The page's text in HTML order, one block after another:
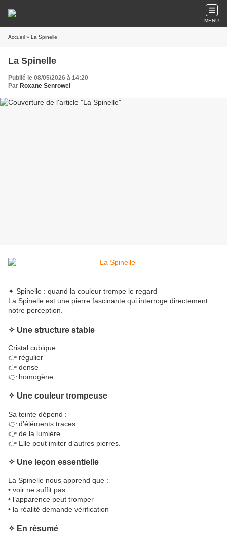
MENU
Accueil » La Spinelle
La Spinelle
Publié le 08/05/2026 à 14:20
Par Roxane Senrowei
✦ Spinelle : quand la couleur trompe le regard
La Spinelle est une pierre fascinante qui interroge directement
notre perception.
✧ Une structure stable
Cristal cubique :
👉 régulier
👉 dense
👉 homogène
✧ Une couleur trompeuse
Sa teinte dépend :
👉 d’éléments traces
👉 de la lumière
👉 Elle peut imiter d’autres pierres.
✧ Une leçon essentielle
La Spinelle nous apprend que :
• voir ne suffit pas
• l’apparence peut tromper
• la réalité demande vérification
✧ En résumé